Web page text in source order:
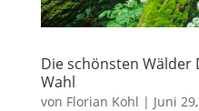
Die schönsten
Wahl
von Florian Kohl | Juni